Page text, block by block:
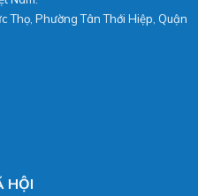
Thọ, Phường Tân Thới Hiệp, Quận
HỘI